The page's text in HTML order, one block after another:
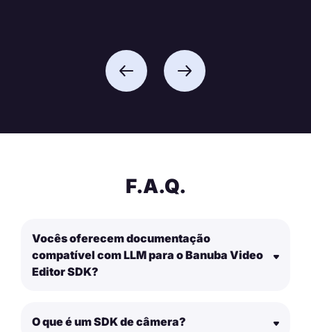
F.A.Q.
Vocês oferecem documentação
compatível com LLM para o Banuba Video
Editor SDK?
O que é um SDK de câmera?